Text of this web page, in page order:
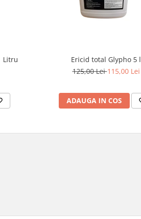
Litru
Ericid total Glypho 5 l
125,00 Lei115,00 Lei
ADAUGA IN COS